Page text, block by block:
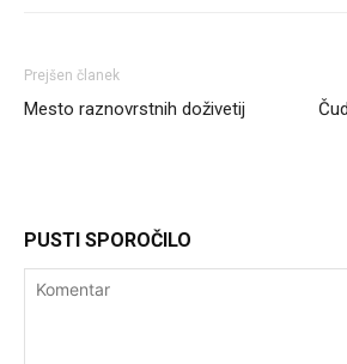
Prejšen članek
Mesto raznovrstnih doživetij
PUSTI SPOROČILO